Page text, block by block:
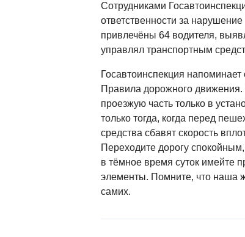
Сотрудниками
ответственности за
привлечёны 64 водителя,
управлял транспортным
Госавтоинспекция
Правила дорожного движения.
проезжую часть только в
только тогда, когда перед
средства сбавят скорость
Переходите дорогу
в тёмное время суток имейте
элементы. Помните, что наша
самих.